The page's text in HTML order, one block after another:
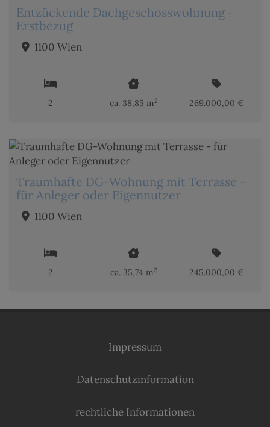
Entzückende Dachgeschosswohnung -
Erstbezug
1100 Wien
2 ca. 38,85 m 2 269.000,00 €
Traumhafte DG-Wohnung mit Terrasse -
für Anleger oder Eigennutzer
1100 Wien
2 ca. 35,74 m2 245.000,00 €
Impressum
Datenschutzinformation
rechtliche Informationen